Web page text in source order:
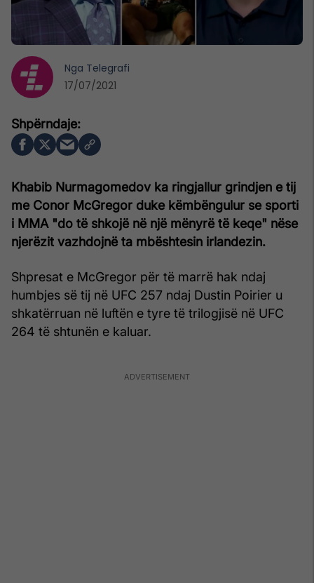
Khabib Nurmagomedov ka ringjallur grindjen e tij
me Conor McGregor duke këmbëngulur se sporti
i MMA "do të shkojë në një mënyrë të keqe" nëse
njerëzit vazhdojnë ta mbështesin irlandezin.
Shpresat e McGregor për të marrë hak ndaj
humbjes së tij në UFC 257 ndaj Dustin Poirier u
shkatërruan në luftën e tyre të trilogjisë në UFC
264 të shtunën e kaluar.
Nga Telegrafi
17/07/2021